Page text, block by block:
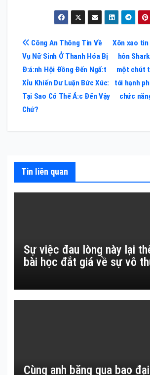
Điều
hướng
bài
viết
Xôn xao tin
hôn
một chút
tới hạnh
chức
Công An Thông Tin Về
Vụ Nữ Sinh Ở Thanh Hóa Bị
Đ:á:nh Hội Đồng Đến Ngấ:t
Xỉu Khiến Dư Luận Bức Xúc:
Tại Sao Có Thế Á:c Đến Vậy
Chứ?
Tin liên quan
Sự việc đau lòng này lại
bài học đắt giá về sự vô
Cùng anh băng qua bao